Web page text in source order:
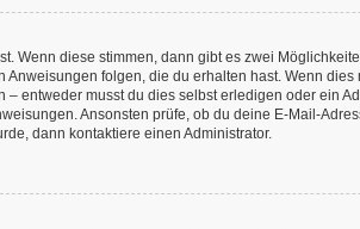
Wenn diese stimmen, dann gibt es zwei
folgen, die du erhalten hast. Wenn
entweder musst du dies selbst erledigen oder ein
Ansonsten prüfe, ob du deine E-Mail-
dann kontaktiere einen Administrator.